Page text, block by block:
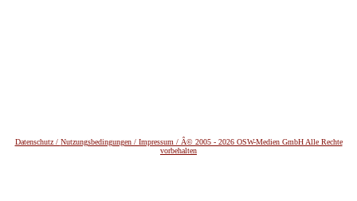
Datenschutz / Nutzungsbedingungen / Impressum / Â© 2005 - 2026 OSW-Medien GmbH Alle Rechte
vorbehalten